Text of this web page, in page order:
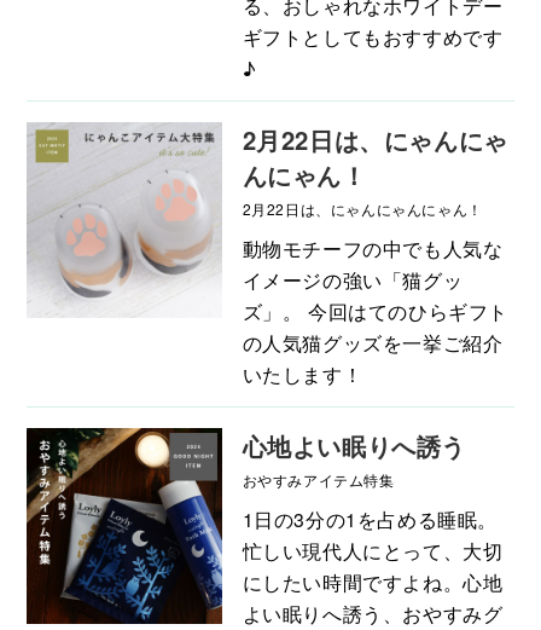
る、おしゃれなホワイトデー
ギフトとしてもおすすめです
♪
2月22日は、にゃんにゃ
んにゃん！
2月22日は、にゃんにゃんにゃん！
動物モチーフの中でも人気な
イメージの強い「猫グッ
ズ」。 今回はてのひらギフト
の人気猫グッズを一挙ご紹介
いたします！
心地よい眠りへ誘う
おやすみアイテム特集
1日の3分の1を占める睡眠。
忙しい現代人にとって、大切
にしたい時間ですよね。心地
よい眠りへ誘う、おやすみグ